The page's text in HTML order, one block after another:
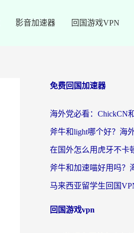
影音加速器 回国游戏VPN
免费回国加速器
回国游戏vpn